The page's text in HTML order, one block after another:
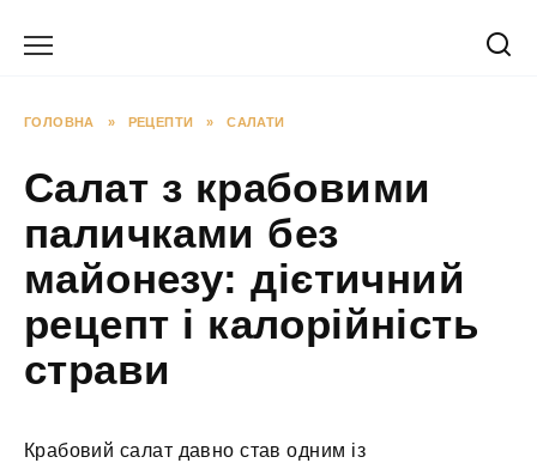
ГОЛОВНА » РЕЦЕПТИ » САЛАТИ
Салат з крабовими
паличками без
майонезу: дієтичний
рецепт і калорійність
страви
Крабовий салат давно став одним із